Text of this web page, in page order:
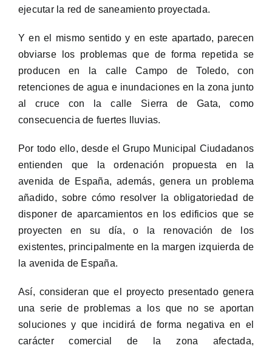
ejecutar la red de saneamiento proyectada.
Y en el mismo sentido y en este apartado, parecen
obviarse los problemas que de forma repetida se
producen en la calle Campo de Toledo, con
retenciones de agua e inundaciones en la zona junto
al cruce con la calle Sierra de Gata, como
consecuencia de fuertes lluvias.
Por todo ello, desde el Grupo Municipal Ciudadanos
entienden que la ordenación propuesta en la
avenida de España, además, genera un problema
añadido, sobre cómo resolver la obligatoriedad de
disponer de aparcamientos en los edificios que se
proyecten en su día, o la renovación de los
existentes, principalmente en la margen izquierda de
la avenida de España.
Así, consideran que el proyecto presentado genera
una serie de problemas a los que no se aportan
soluciones y que incidirá de forma negativa en el
carácter comercial de la zona afectada,